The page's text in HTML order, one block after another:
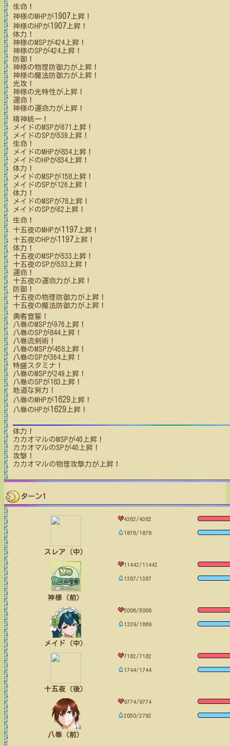
生命！
神様のMHPが1907上昇！
神様のHPが1907上昇！
体力！
神様のMSPが424上昇！
神様のSPが424上昇！
防御！
神様の物理防御力が上昇！
神様の魔法防御力が上昇！
光攻！
神様の光特性が上昇！
運命！
神様の運命力が上昇！
精神統一！
メイドのMSPが671 上昇！
メイドのSPが539 上昇！
生命！
メイドのMHPが834上昇！
メイドのHPが834上昇！
体力！
メイドのMSPが158上昇！
メイドのSPが126 上昇！
体力！
メイドのMSPが78上昇！
メイドのSPが62 上昇！
生命！
十五夜のMHPが1197上昇！
十五夜のHPが1197上昇！
体力！
十五夜のMSPが533 上昇！
十五夜のSPが533 上昇！
運命！
十五夜の運命力が上昇！
防御！
十五夜の物理防御力が上昇！
十五夜の魔法防御力が上昇！
勇者宣誓！
八巻のMSPが976 上昇！
八巻のSPが844上昇！
八巻流剣術！
八巻のMSPが458上昇！
八巻のSPが364上昇！
特盛スタミナ！
八巻のMSPが249 上昇！
八巻のSPが183 上昇！
地道な努力！
八巻のMHPが1629上昇！
八巻のHPが1629上昇！
体力！
カカオマルのMSPが40 上昇！
カカオマルのSPが40 上昇！
攻撃！
カカオマルの物理攻撃力が上昇！
ターン1
スレア（中）
4362/4362
1876/1876
神様（前）
11442/11442
1387/1387
メイド（中）
5006/5006
1339/1669
十五夜（後）
7182/7182
1744/1744
八巻（前）
9774/9774
2050/2792